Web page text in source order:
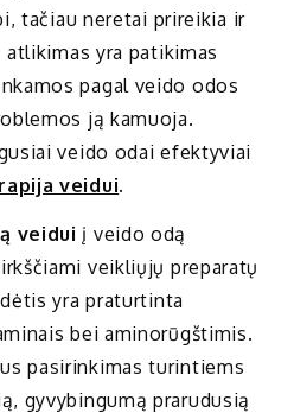
tačiau neretai prireikia ir
yra patikimas
pagal veido odos
ją kamuoja.
veido odai efektyviai
veidui.
veidui į veido odą
veikliųjų preparatų
yra praturtinta
bei aminorūgštimis.
pasirinkimas turintiems
gyvybingumą prarudusią